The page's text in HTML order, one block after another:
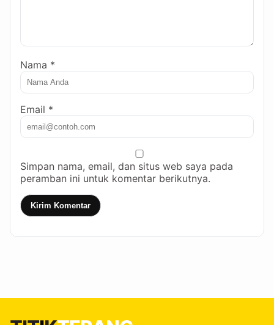
Nama *
Email *
Simpan nama, email, dan situs web saya pada
peramban ini untuk komentar berikutnya.
Kirim Komentar